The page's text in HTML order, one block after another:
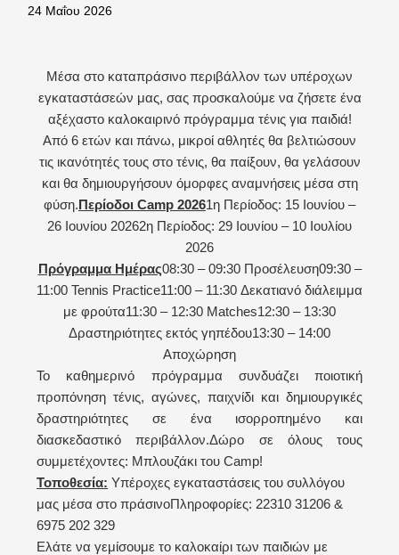
24 Μαΐου 2026
Μέσα στο καταπράσινο περιβάλλον των υπέροχων
εγκαταστάσεών μας, σας προσκαλούμε να ζήσετε ένα
αξέχαστο καλοκαιρινό πρόγραμμα τένις για παιδιά!
Από 6 ετών και πάνω, μικροί αθλητές θα βελτιώσουν
τις ικανότητές τους στο τένις, θα παίξουν, θα γελάσουν
και θα δημιουργήσουν όμορφες αναμνήσεις μέσα στη
φύση.Περίοδοι Camp 20261η Περίοδος: 15 Ιουνίου –
26 Ιουνίου 20262η Περίοδος: 29 Ιουνίου – 10 Ιουλίου
2026
Πρόγραμμα Ημέρας08:30 – 09:30 Προσέλευση09:30 –
11:00 Tennis Practice11:00 – 11:30 Δεκατιανό διάλειμμα
με φρούτα11:30 – 12:30 Matches12:30 – 13:30
Δραστηριότητες εκτός γηπέδου13:30 – 14:00
Αποχώρηση
Το καθημερινό πρόγραμμα συνδυάζει ποιοτική
προπόνηση τένις, αγώνες, παιχνίδι και δημιουργικές
δραστηριότητες σε ένα ισορροπημένο και
διασκεδαστικό περιβάλλον.Δώρο σε όλους τους
συμμετέχοντες: Μπλουζάκι του Camp!
Τοποθεσία: Υπέροχες εγκαταστάσεις του συλλόγου
μας μέσα στο πράσινοΠληροφορίες: 22310 31206 &
6975 202 329
Ελάτε να γεμίσουμε το καλοκαίρι των παιδιών με